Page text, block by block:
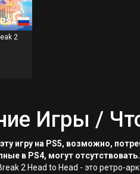
PS4
2
Игры /
игру на PS5, возможно,
в PS4, могут
2 Head to Head - это ретро-